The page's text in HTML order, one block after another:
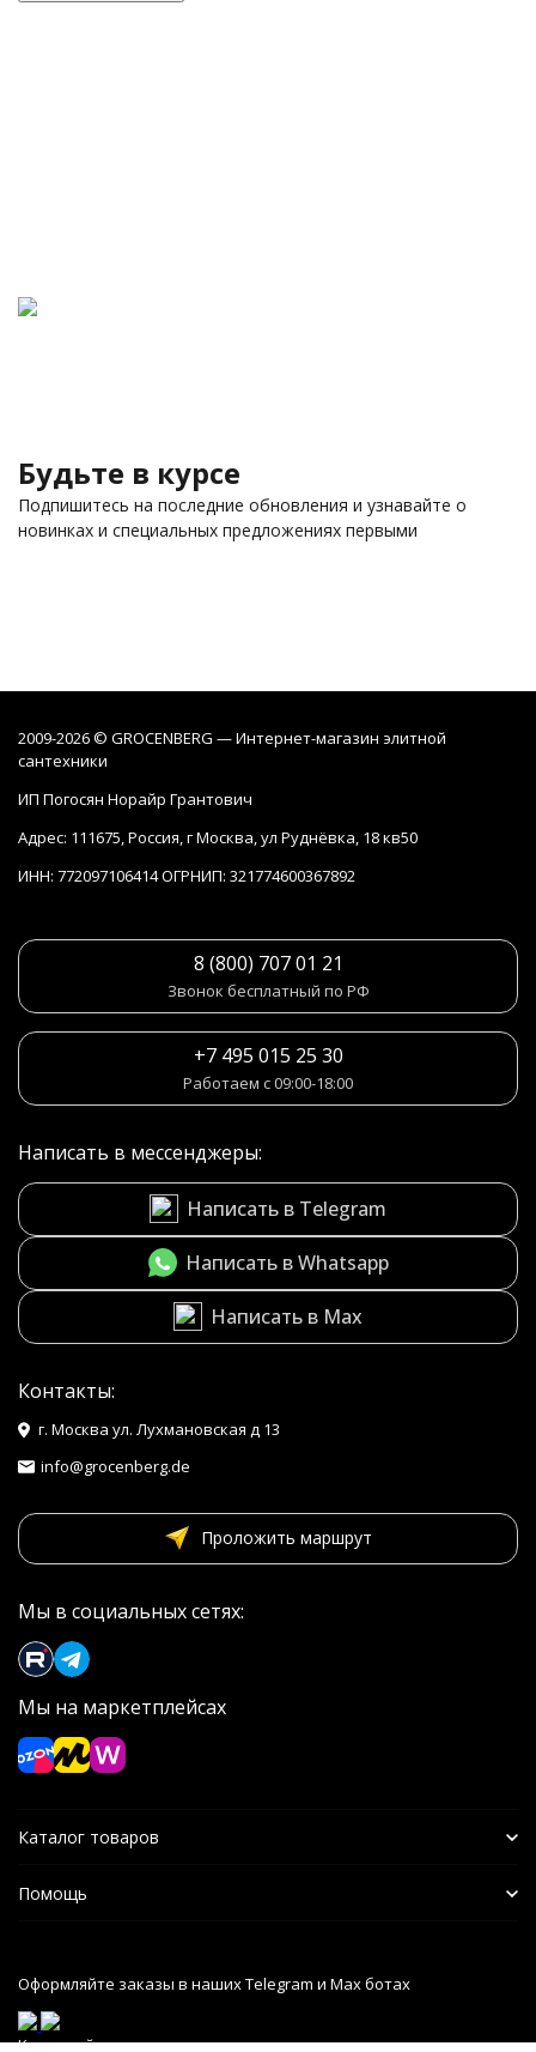
Будьте в курсе
Подпишитесь на последние обновления и узнавайте о
новинках и специальных предложениях первыми
2009-2026 © GROCENBERG — Интернет-магазин элитной
сантехники
ИП Погосян Норайр Грантович
Адрес: 111675, Россия, г Москва, ул Руднёвка, 18 кв50
ИНН: 772097106414 ОГРНИП: 321774600367892
8 (800) 707 01 21
Звонок бесплатный по РФ
+7 495 015 25 30
Работаем с 09:00-18:00
Написать в мессенджеры:
Написать в Telegram
Написать в Whatsapp
Написать в Max
Контакты:
г. Москва ул. Лухмановская д 13
info@grocenberg.de
Проложить маршрут
Мы в социальных сетях:
Мы на маркетплейсах
Каталог товаров
Помощь
Оформляйте заказы в наших Telegram и Max ботах
Карта сайта